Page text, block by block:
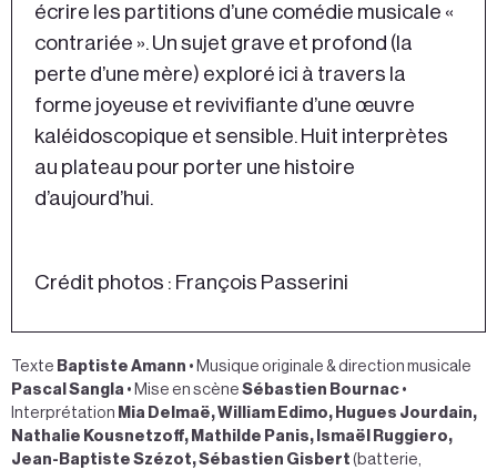
écrire les partitions d’une comédie musicale «
contrariée ». Un sujet grave et profond (la
perte d’une mère) exploré ici à travers la
forme joyeuse et revivifiante d’une œuvre
kaléidoscopique et sensible. Huit interprètes
au plateau pour porter une histoire
d’aujourd’hui.
Crédit photos : François Passerini
Texte Baptiste Amann • Musique originale & direction musicale
Pascal Sangla • Mise en scène Sébastien Bournac •
Interprétation Mia Delmaë, William Edimo, Hugues Jourdain,
Nathalie Kousnetzoff, Mathilde Panis, Ismaël Ruggiero,
Jean-Baptiste Szézot, Sébastien Gisbert (batterie,